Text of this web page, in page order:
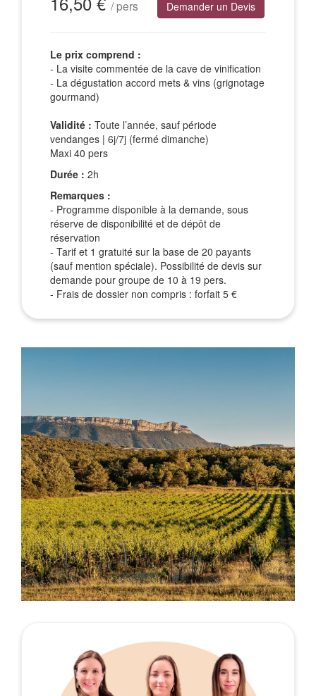
/ pers Demander un Devis
Le prix comprend :
- La visite commentée de la cave de vinification
- La dégustation accord mets & vins (grignotage
gourmand)
Validité : Toute l’année, sauf période
vendanges | 6j/7j (fermé dimanche)
Maxi 40 pers
Durée : 2h
Remarques :
- Programme disponible à la demande, sous
réserve de disponibilité et de dépôt de
réservation
- Tarif et 1 gratuité sur la base de 20 payants
(sauf mention spéciale). Possibilité de devis sur
demande pour groupe de 10 à 19 pers.
- Frais de dossier non compris : forfait 5 €